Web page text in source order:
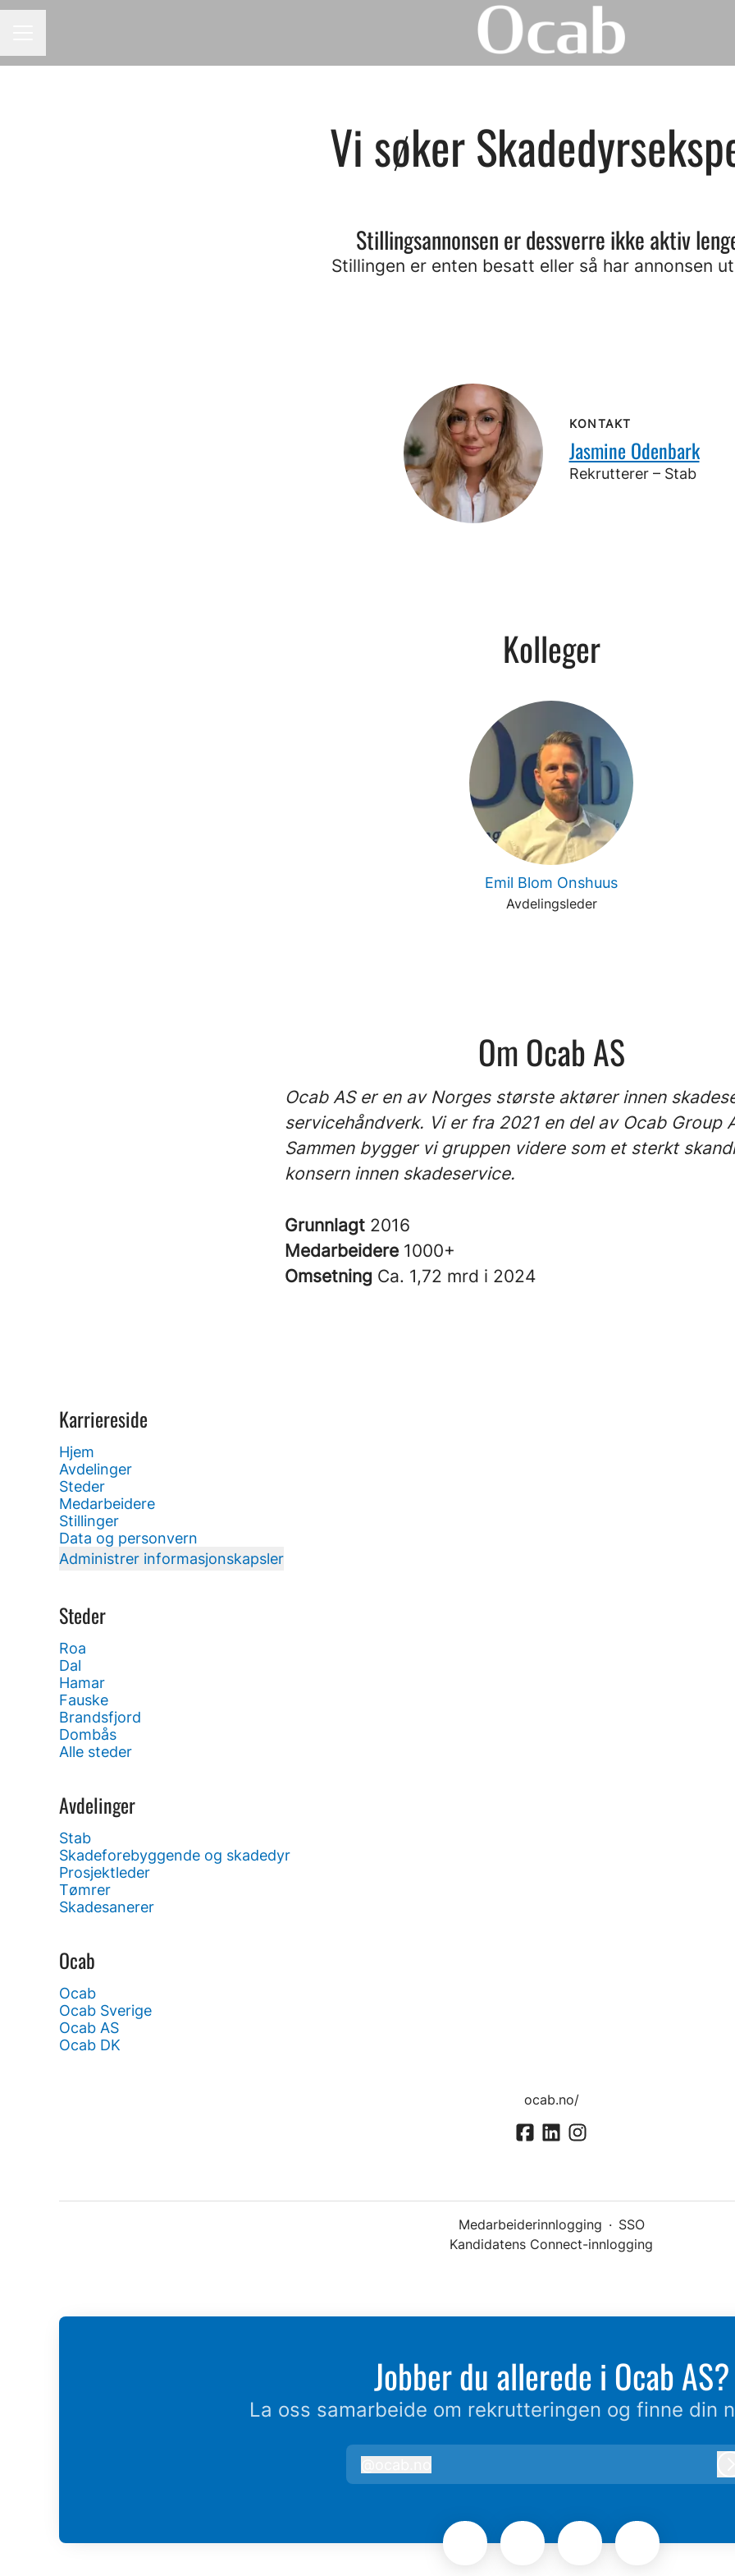
Vi søker
Stillingsannonsen er dessverre ikke aktiv
Stillingen er enten besatt eller så har annonsen
KONTAKT
Jasmine Odenbark
Rekrutterer – Stab
Kolleger
Emil Blom Onshuus
Avdelingsleder
Om Ocab AS
Ocab AS er en av Norges største aktører innen
servicehåndverk. Vi er fra 2021 en del av Ocab Group
Sammen bygger vi gruppen videre som et sterkt
konsern innen skadeservice.
Grunnlagt 2016
Medarbeidere 1000+
Omsetning Ca. 1,72 mrd i 2024
Karriereside
Hjem
Avdelinger
Steder
Medarbeidere
Stillinger
Data og personvern
Administrer informasjonskapsler
Steder
Roa
Dal
Hamar
Fauske
Brandsfjord
Dombås
Alle steder
Avdelinger
Stab
Skadeforebyggende og skadedyr
Prosjektleder
Tømrer
Skadesanerer
Ocab
Ocab
Ocab Sverige
Ocab AS
Ocab DK
ocab.no/
Medarbeiderinnlogging · SSO
Kandidatens Connect-innlogging
Jobber du allerede i Ocab AS?
La oss samarbeide om rekrutteringen og finne din
ocab.no